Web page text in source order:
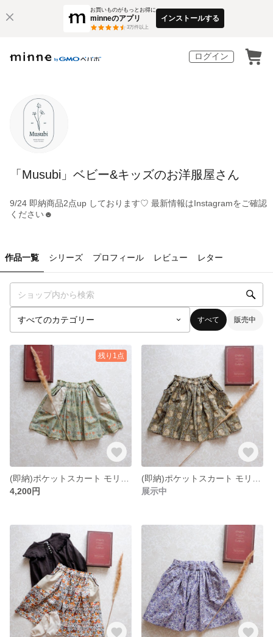
お買いものがもっとお得に
minneのアプリ
3万件以上
インストールする
ログイン
「Musubi」ベビー&キッズのお洋服屋さん
9/24 即納商品2点up しております♡ 最新情報はInstagramをご確認
ください☻
作品一覧 シリーズ プロフィール レビュー レター
すべて 販売中
残り1点
4,200円
展示中